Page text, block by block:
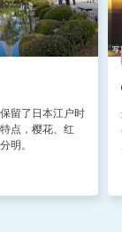
留了日本江户时
点，樱花、红
明。